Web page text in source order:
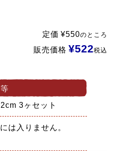
定価 ¥550のところ
販売価格 ¥522税込
3ヶセット
は入りません。